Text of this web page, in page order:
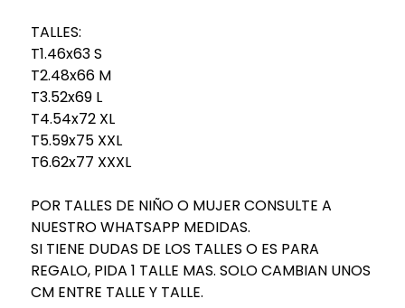
TALLES:
T1.46x63 S
T2.48x66 M
T3.52x69 L
T4.54x72 XL
T5.59x75 XXL
T6.62x77 XXXL
POR TALLES DE NIÑO O MUJER CONSULTE A
NUESTRO WHATSAPP MEDIDAS.
SI TIENE DUDAS DE LOS TALLES O ES PARA
REGALO, PIDA 1 TALLE MAS. SOLO CAMBIAN UNOS
CM ENTRE TALLE Y TALLE.